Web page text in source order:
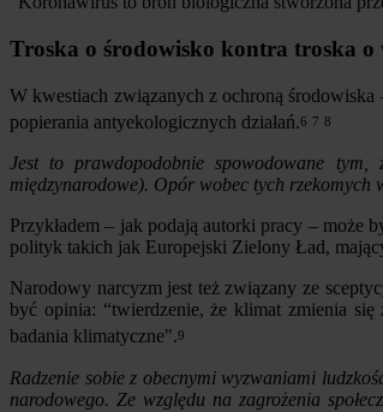
Troska o środowisko kontra troska o
W kwestiach związanych z ochroną
popierania antyekologicznych działań.6 7 8
Jest to prawdopodobnie spowodowane
międzynarodowe). Opór wobec tych rzekomych
Przykładem – jak podają autorki pracy – może
polityk takich jak Europejski Zielony Ład,
Narodowy narcyzm jest też związany ze
być opinia: “twierdzenie, że klimat zmienia
badania klimatyczne".9
Radzenie sobie z obecnymi wyzwaniami
narodowego. Ze względu na zagrożenia